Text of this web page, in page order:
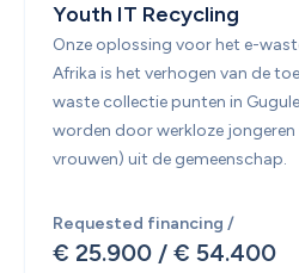
Youth IT Recycling
Onze oplossing voor het e-
Afrika is het verhogen van de
waste collectie punten in
worden door werkloze
vrouwen) uit de gemeenschap.
Requested financing /
€ 25.900 / € 54.400